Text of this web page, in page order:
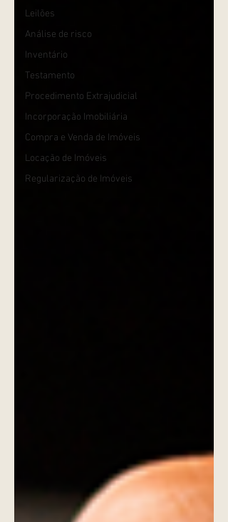
Leilões
Análise de risco
Inventário
Testamento
Procedimento Extrajudicial
Incorporação Imobiliária
Compra e Venda de Imóveis
Locação de Imóveis
Regularização de Imóveis